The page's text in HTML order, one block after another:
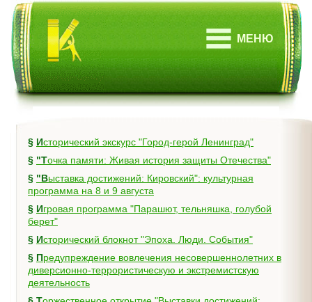
МЕНЮ
§
Исторический экскурс "Город-герой Ленинград"
§
"Точка памяти: Живая история защиты Отечества"
§ "Выставка достижений: Кировский": культурная
программа на 8 и 9 августа
§ Игровая программа "Парашют, тельняшка, голубой
берет"
§
Исторический блокнот "Эпоха. Люди. События"
§ Предупреждение вовлечения несовершеннолетних в
диверсионно-террористическую и экстремистскую
деятельность